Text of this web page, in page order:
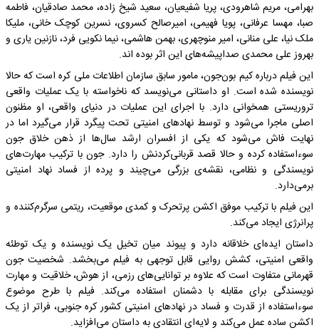
بهرامی، مریم شاهرودی، پریا شفیعیان، سعید شیخ زاده، محمد صادقیان، فاطمه
صبا، مهسا عرفانی، پویا فهیمی، امیرصالح کسروی، نسرین کوچک خانی، ملیکا
ملک نیا، علی منانی، امیر منوچهری، بهمن هاشمی، نیما نکویی فرد، نازنین یاری و
بهروز علی محمدی صداپیشه‌های این اثر بوده اند.
این فیلم درباره کیم بون‌جون، مامور سابق سازمان اطلاعات ملی کره است که حالا
نویسنده شده است. او داستانی می‌نویسد که ناخواسته با یک عملیات واقعی
تروریستی همخوانی دارد. با اجرای این عملیات در دنیای واقعی، او مظنون
اصلی ماجرا می‌شود و توسط نهادهای امنیتی تحت پیگرد قرار می‌گیرد اما در
نهایت فاش می‌شود که یکی از افسران ارشد سال‌ها از ذهن خلاق جون
سوءاستفاده کرده و حالا قصد قربانی‌کردنش را دارد. جون با ترکیب مهارت‌های
نویسندگی و نظامی، نقشه‌ی بزرگی می‌چیند و پرده از فساد نهاد امنیتی
برمی‌دارد.
این فیلم با ترکیب موفق اکشن پرتحرک و کمدی موقعیت، ریتمی سرگرم‌کننده و
پرانرژی ایجاد می‌کند.
داستان ایده‌ای خلاقانه دارد و پیوند میان تخیل یک نویسنده و یک توطئه
واقعی امنیتی، کشش روایی قابل توجهی به فیلم می‌بخشد. شخصیت جون
قهرمانی متفاوت است که علاوه بر توانایی‌های رزمی، از هوش، خلاقیت و مهارت
نویسندگی برای مقابله با دشمنان استفاده می‌کند. فیلم با طرح موضوع
سوءاستفاده از قدرت و فساد در نهادهای امنیتی کشور کره جنوبی، فراتر از یک
اکشن ساده عمل می‌کند و لایه‌ای انتقادی به داستان می‌افزاید.